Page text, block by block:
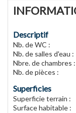
Descriptif
Nb. de WC :
Nb. de salles d'eau :
Nbre. de chambres :
Nb. de pièces :
Superficies
Superficie terrain :
Surface habitable :